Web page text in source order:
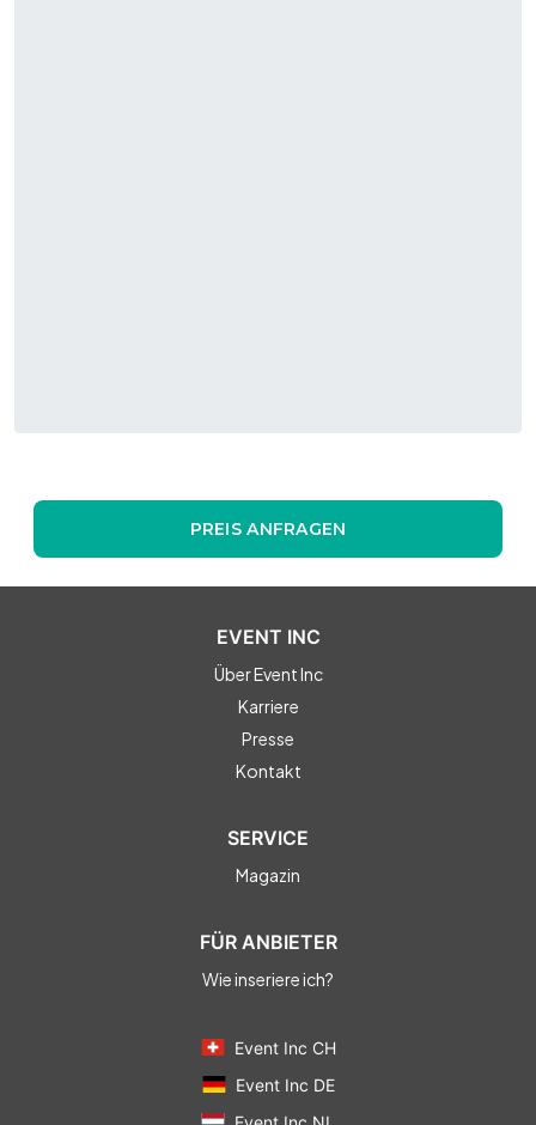
PREIS ANFRAGEN
EVENT INC
Über Event Inc
Karriere
Presse
Kontakt
SERVICE
Magazin
FÜR ANBIETER
Wie inseriere ich?
Event Inc CH
Event Inc DE